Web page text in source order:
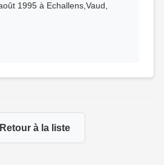
1995 à Echallens,Vaud,
à la liste